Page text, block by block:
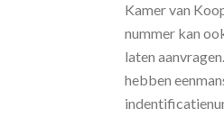
Kamer van
nummer kan
laten
hebben